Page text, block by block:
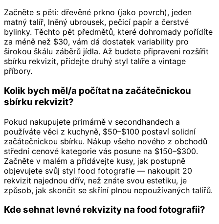
Začněte s pěti: dřevěné prkno (jako povrch), jeden
matný talíř, lněný ubrousek, pečicí papír a čerstvé
bylinky. Těchto pět předmětů, které dohromady pořídíte
za méně než $30, vám dá dostatek variability pro
širokou škálu záběrů jídla. Až budete připraveni rozšířit
sbírku rekvizit, přidejte druhý styl talíře a vintage
příbory.
Kolik bych měl/a počítat na začátečnickou
sbírku rekvizit?
Pokud nakupujete primárně v secondhandech a
používáte věci z kuchyně, $50–$100 postaví solidní
začátečnickou sbírku. Nákup všeho nového z obchodů
střední cenové kategorie vás posune na $150–$300.
Začněte v malém a přidávejte kusy, jak postupně
objevujete svůj styl food fotografie — nakoupit 20
rekvizit najednou dřív, než znáte svou estetiku, je
způsob, jak skončit se skříní plnou nepoužívaných talířů.
Kde sehnat levné rekvizity na food fotografii?